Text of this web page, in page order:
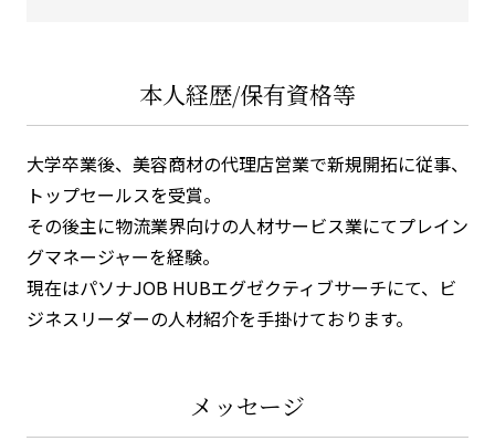
本人経歴/保有資格等
大学卒業後、美容商材の代理店営業で新規開拓に従事、
トップセールスを受賞。
その後主に物流業界向けの人材サービス業にてプレイン
グマネージャーを経験。
現在はパソナJOB HUBエグゼクティブサーチにて、ビ
ジネスリーダーの人材紹介を手掛けております。
メッセージ